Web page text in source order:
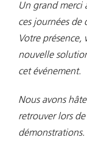
Un grand merci
ces journées de
Votre présence,
nouvelle
cet événement.
Nous avons
retrouver lors
démonstrations.